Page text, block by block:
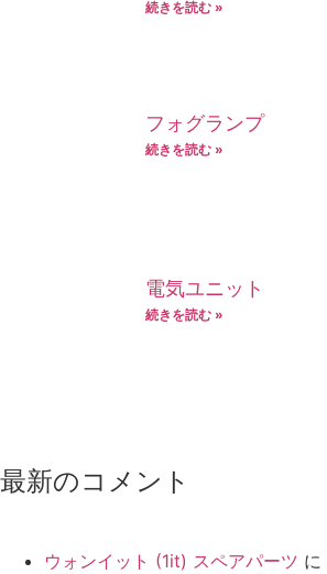
続きを読む »
フォグランプ
続きを読む »
電気ユニット
続きを読む »
最新のコメント
ウォンイット (1it) スペアパーツ に